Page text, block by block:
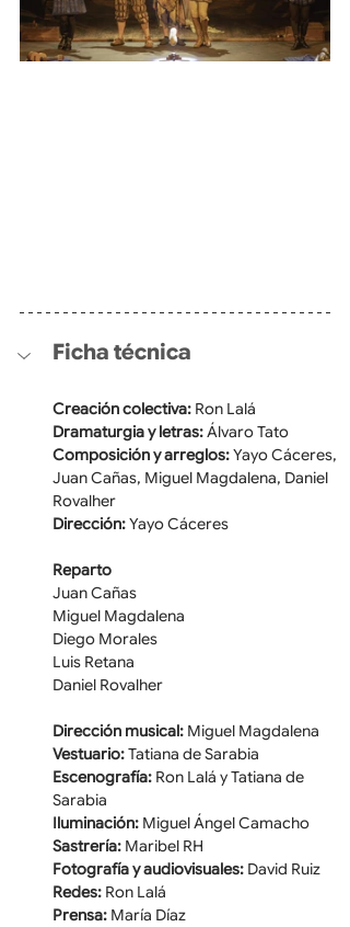
Ficha técnica
Creación colectiva: Ron Lalá
Dramaturgia y letras: Álvaro Tato
Composición y arreglos: Yayo Cáceres,
Juan Cañas, Miguel Magdalena, Daniel
Rovalher
Dirección: Yayo Cáceres
Reparto
Juan Cañas
Miguel Magdalena
Diego Morales
Luis Retana
Daniel Rovalher
Dirección musical: Miguel Magdalena
Vestuario: Tatiana de Sarabia
Escenografía: Ron Lalá y Tatiana de
Sarabia
Iluminación: Miguel Ángel Camacho
Sastrería: Maribel RH
Fotografía y audiovisuales: David Ruiz
Redes: Ron Lalá
Prensa: María Díaz